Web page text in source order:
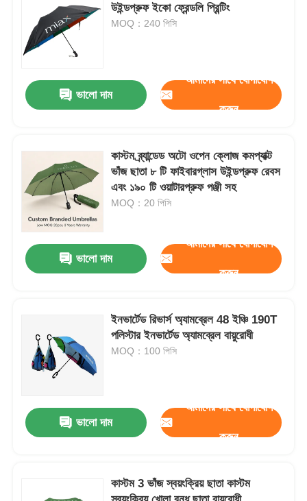
উইন্ডপ্রুফ ইকো ফ্রেন্ডলি প্রিন্টিং
MOQ：240 পিসি
ভালো দাম
আমাদের সাথে যোগাযোগ
করুন
কাস্টম ব্র্যান্ডেড অটো ওপেন ক্লোজ কমপ্যাক্ট
ভাঁজ ছাতা ৮ টি ফাইবারগ্লাস উইন্ডপ্রুফ রেবস
এবং ১৯০ টি ওয়াটারপ্রুফ পঞ্জী সহ
MOQ：20 পিসি
ভালো দাম
আমাদের সাথে যোগাযোগ
করুন
ইনভার্টেড রিভার্স অ্যামব্রেল 48 ইঞ্চি 190T
পলিস্টার ইনভার্টেড অ্যামব্রেল বায়ুরোধী
MOQ：100 পিসি
ভালো দাম
আমাদের সাথে যোগাযোগ
করুন
কাস্টম 3 ভাঁজ স্বয়ংক্রিয় ছাতা কাস্টম